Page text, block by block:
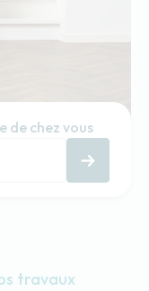
de chez vous
travaux